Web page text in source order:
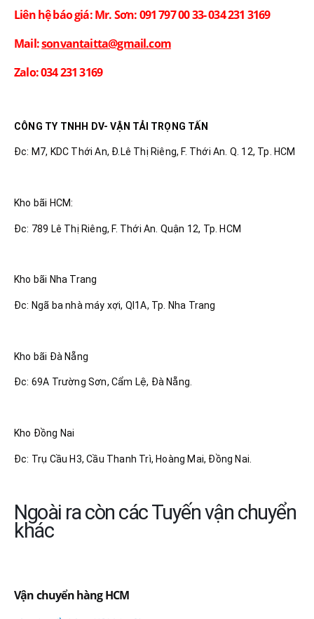
Liên hệ báo giá: Mr. Sơn: 091 797 00 33- 034 231 3169
Mail:sonvantaitta@gmail.com
Zalo: 034 231 3169
CÔNG TY TNHH DV- VẬN TẢI TRỌNG TẤN
Đc: M7, KDC Thới An, Đ.Lê Thị Riêng, F. Thới An. Q. 12, Tp. HCM
Kho bãi HCM:
Đc: 789 Lê Thị Riêng, F. Thới An. Quận 12, Tp. HCM
Kho bãi Nha Trang
Đc: Ngã ba nhà máy xợi, Ql1A, Tp. Nha Trang
Kho bãi Đà Nẵng
Đc: 69A Trường Sơn, Cẩm Lệ, Đà Nẵng.
Kho Đồng Nai
Đc: Trụ Cầu H3, Cầu Thanh Trì, Hoàng Mai, Đồng Nai.
Ngoài ra còn các Tuyến vận chuyển
khác
Vận chuyển hàng HCM